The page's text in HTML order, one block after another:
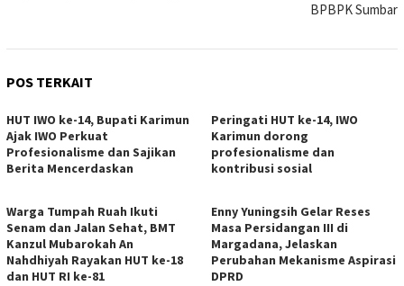
BPBPK Sumbar
POS TERKAIT
HUT IWO ke-14, Bupati Karimun
Ajak IWO Perkuat
Profesionalisme dan Sajikan
Berita Mencerdaskan
Peringati HUT ke-14, IWO
Karimun dorong
profesionalisme dan
kontribusi sosial
Warga Tumpah Ruah Ikuti
Senam dan Jalan Sehat, BMT
Kanzul Mubarokah An
Nahdhiyah Rayakan HUT ke-18
dan HUT RI ke-81
Enny Yuningsih Gelar Reses
Masa Persidangan III di
Margadana, Jelaskan
Perubahan Mekanisme Aspirasi
DPRD